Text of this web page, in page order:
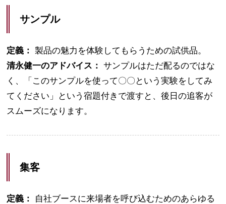
サンプル
定義： 製品の魅力を体験してもらうための試供品。
清永健一のアドバイス： サンプルはただ配るのではな
く、「このサンプルを使って〇〇という実験をしてみ
てください」という宿題付きで渡すと、後日の追客が
スムーズになります。
集客
定義：
自社ブースに来場者を呼び込むためのあらゆる